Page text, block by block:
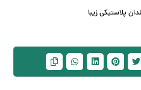
پلاستیکی زیبا